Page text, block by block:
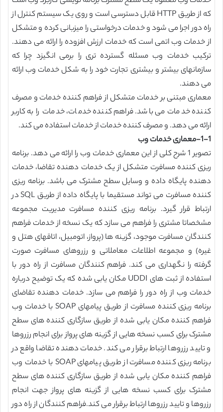
که از طریق HTTP قابل دسترسی است و روی یک سیستم کنترل از
راه دور اجرا می شود و خدمات درخواستی را میزبانی کرده و متشکل
از خدمات وب اتمی است که خدمات ارزش افزوده را ارائه می دهند.
ترکیب خدمات وب مسئله گسترده تری را برمی انگیزد چرا که
سازمانهای بیشتر و بیشتری تجارت خود را به شکل خدمات وب ارائه
می دهند.
معماری مبتنی بر خدمات متشکل از فراهم کننده خدمات و مصرف
کننده خدمات می باشد. فراهم کننده خدمات، خدمات را به کاربر
ارائه می دهد. و مصرف کننده خدمات از خدمات استفاده می کند.
1-1-معماری خدمات وب
تصویر 1 شرح کلی از این معماری خدمات وب را ارائه می دهد. برنامه
ریزی کننده مسافرت متشکل از یک خدمات دهنده تقاضا، خدمات
دهنده پایگاه داده و وسایل سطح مشترک می باشد. برنامه ریزی
کننده مسافرت می تواند مستقیما با پایگاه داده از طریق SQL در
ارتباط قرار گیرد. برنامه ریزی کننده مسافرت مدیریت مجموعه
مشخصاتا مشتری را فراهم می سازد که یک نسخه از خدمات فراهم
کنندگان مسافرت موجود، گزینه ها (پرواز، اتومبیل، اتاقهای هتل و
غیره) و مجموعه اطلاعات معاملاتی و رزروهای مسافرت صورت
گرفته را نگهداری می کند. فراهم کنندگان مسافرت از راه دور با
استفاده از ثبت های UDDI مکان یابی شده که یک توضیح درباره
خدمات وب از راه دور را فراهم می سازد. خدمات دهنده تقاضای
برنامه ریزی کننده مسافرت از طریق پیامهای SOAP با خدمات وب
فراهم کننده مکان یابی شده از طریق سازگاری کننده های سطح
مشترک برای کسب نسخه هایی از گزینه های پرواز برای انجام رزروها
و تایید رزروها ارتباط برقرار می کند. خدمات دهنده تقاضا واقع در
برنامه ریزی کننده مسافرت از طریق پیامهای SOAP با خدمات وب
فراهم کننده مکان یابی شده از طریق سازگاری کننده های سطح
مشترک برای کسب نسخه هایی از گزینه های پرواز جهت انجام
رزروها و تایید رزروها ارتباط برقرار می کند.فراهم کنندگان از راه دور